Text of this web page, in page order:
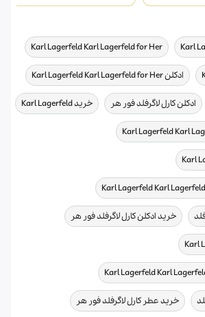
Karl
,
Karl Lagerfeld Karl Lagerfeld for Her
,
, ادکلن Karl Lagerfeld Karl Lagerfeld for Her ,
ادکلن کارل لاگرفلد فور هر , خرید Karl Lagerfeld ,
,
,
,
, خرید ادکلن کارل لاگرفلد فور هر ,
,
,
, خرید عطر کارل لاگرفلد فور هر ,